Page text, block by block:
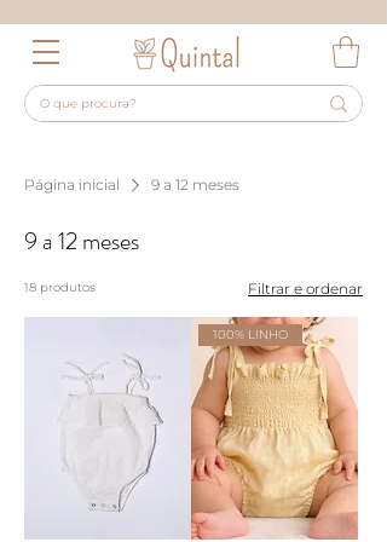
Página inicial 9 a 12 meses
9 a 12 meses
18 produtos Filtrar e ordenar
100% LINHO